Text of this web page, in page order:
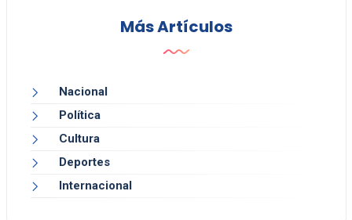
Más Artículos
Nacional
Política
Cultura
Deportes
Internacional